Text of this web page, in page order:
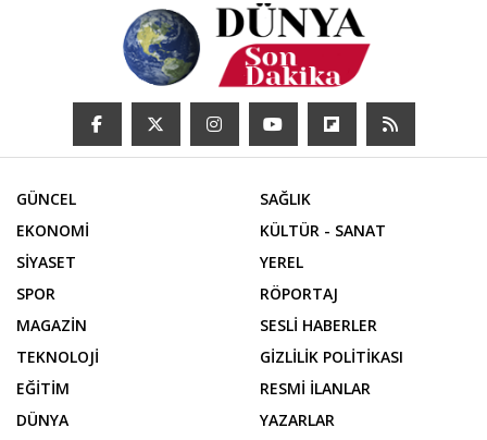
GÜNCEL
EKONOMİ
SİYASET
SPOR
MAGAZİN
TEKNOLOJİ
EĞİTİM
DÜNYA
SAĞLIK
KÜLTÜR - SANAT
YEREL
RÖPORTAJ
SESLİ HABERLER
GİZLİLİK POLİTİKASI
RESMİ İLANLAR
YAZARLAR